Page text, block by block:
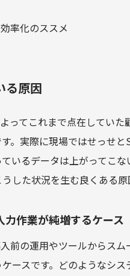
率化のススメ
る原因
ってこれまで点在していた
。実際に現場ではせっせ
いるデータは上がってこ
した状況を生む良くある原
作業が純増するケース
前の運用やツールからスム
ースです。どのようなシ